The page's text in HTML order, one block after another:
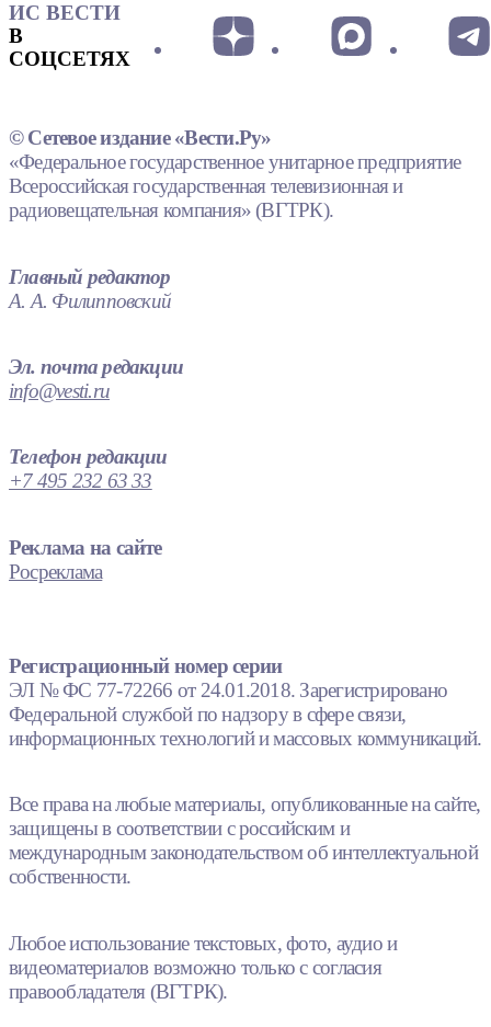
ИС ВЕСТИ
В
СОЦСЕТЯХ
© Сетевое издание «Вести.Ру»
«Федеральное государственное унитарное предприятие
Всероссийская государственная телевизионная и
радиовещательная компания» (ВГТРК).
Главный редактор
А. А. Филипповский
Эл. почта редакции
info@vesti.ru
Телефон редакции
+7 495 232 63 33
Реклама на сайте
Росреклама
Регистрационный номер серии
ЭЛ № ФС 77-72266 от 24.01.2018. Зарегистрировано
Федеральной службой по надзору в сфере связи,
информационных технологий и массовых коммуникаций.
Все права на любые материалы, опубликованные на сайте,
защищены в соответствии с российским и
международным законодательством об интеллектуальной
собственности.
Любое использование текстовых, фото, аудио и
видеоматериалов возможно только с согласия
правообладателя (ВГТРК).